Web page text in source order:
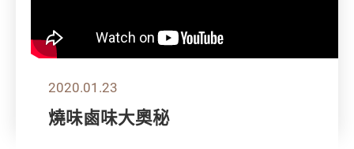
2020.01.23
燒味鹵味大奧秘